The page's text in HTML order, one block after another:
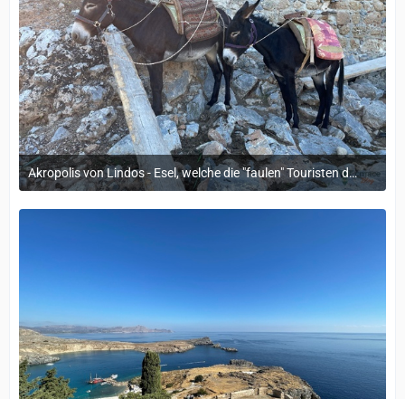
Akropolis von Lindos - Esel, welche die "faulen" Touristen den Berg hinauf bringen
12. September 2022 um 14:05